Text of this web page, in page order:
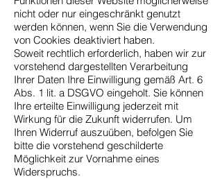
nicht oder nur eingeschränkt genutzt
werden können, wenn Sie die Verwendung
von Cookies deaktiviert haben.
Soweit rechtlich erforderlich, haben wir zur
vorstehend dargestellten Verarbeitung
Ihrer Daten Ihre Einwilligung gemäß Art. 6
Abs. 1 lit. a DSGVO eingeholt. Sie können
Ihre erteilte Einwilligung jederzeit mit
Wirkung für die Zukunft widerrufen. Um
Ihren Widerruf auszuüben, befolgen Sie
bitte die vorstehend geschilderte
Möglichkeit zur Vornahme eines
Widerspruchs.